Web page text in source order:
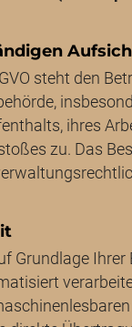
steht den
ihres
zu. Das
Grundlage